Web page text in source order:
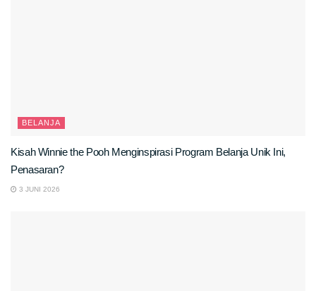
BELANJA
Kisah Winnie the Pooh Menginspirasi Program Belanja Unik Ini,
Penasaran?
3 JUNI 2026